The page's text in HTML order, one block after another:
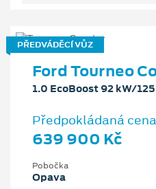
PŘEDVÁDĚCÍ VŮZ
Ford Tourneo
1.0 EcoBoost 92 kW/
Předpokládaná
639 900 Kč
Pobočka
Opava